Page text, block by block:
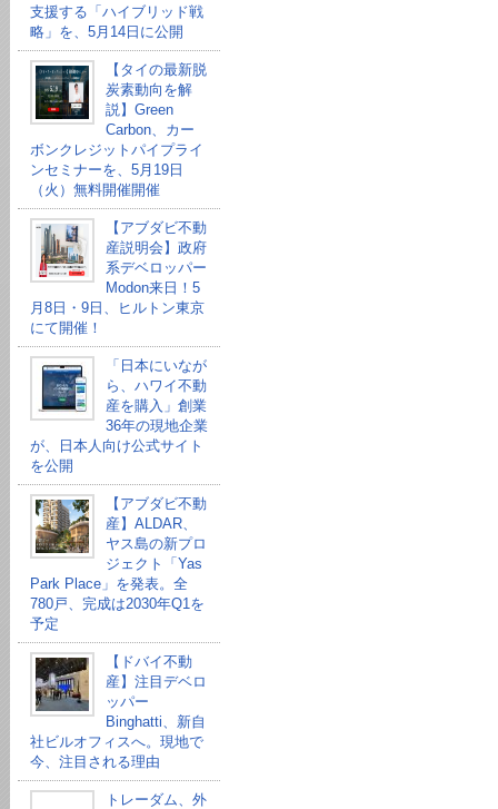
支援する「ハイブリッド戦
略」を、5月14日に公開
【タイの最新脱
炭素動向を解
説】Green
Carbon、カー
ボンクレジットパイプライ
ンセミナーを、5月19日
（火）無料開催開催
【アブダビ不動
産説明会】政府
系デベロッパー
Modon来日！5
月8日・9日、ヒルトン東京
にて開催！
「日本にいなが
ら、ハワイ不動
産を購入」創業
36年の現地企業
が、日本人向け公式サイト
を公開
【アブダビ不動
産】ALDAR、
ヤス島の新プロ
ジェクト「Yas
Park Place」を発表。全
780戸、完成は2030年Q1を
予定
【ドバイ不動
産】注目デベロ
ッパー
Binghatti、新自
社ビルオフィスへ。現地で
今、注目される理由
トレーダム、外